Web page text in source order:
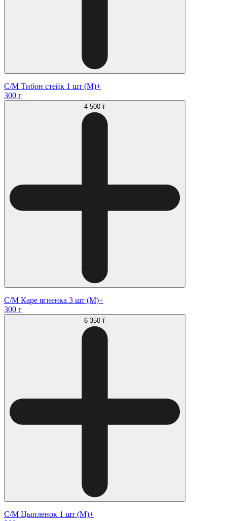
С/М Тибон стейк 1 шт (М)+
300 г
4 500 ₸
С/М Каре ягненка 3 шт (М)+
300 г
6 350 ₸
С/М Цыпленок 1 шт (М)+